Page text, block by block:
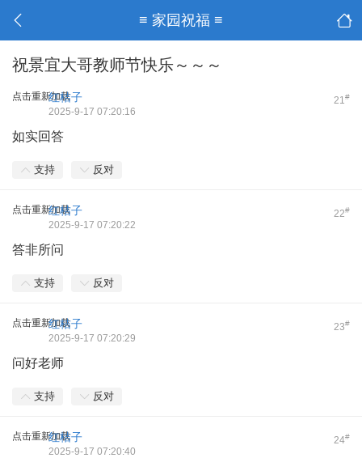
≡ 家园祝福 ≡
祝景宜大哥教师节快乐～～～
点击重新加载 21#
红桔子
2025-9-17 07:20:16
如实回答
支持 反对
点击重新加载 22#
红桔子
2025-9-17 07:20:22
答非所问
支持 反对
点击重新加载 23#
红桔子
2025-9-17 07:20:29
问好老师
支持 反对
点击重新加载 24#
红桔子
2025-9-17 07:20:40